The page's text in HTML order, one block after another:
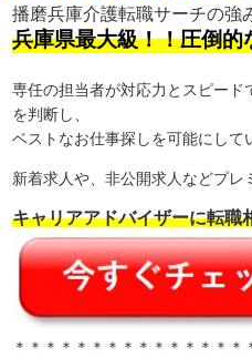
播磨兵庫介護転職サーチの強
兵庫県最大級！！圧倒
専任の担当者が対応力とスピー
を判断し、
ベストなお仕事探しを可能にして
新着求人や、非公開求人などプ
キャリアアドバイザーに転職
＊＊＊＊＊＊＊＊＊＊＊＊＊＊＊